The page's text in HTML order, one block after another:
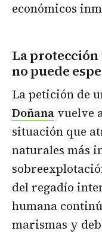
económicos
La protección
no puede
La petición de
Doñana vuelve
situación que
naturales más
del regadío
humana
marismas y